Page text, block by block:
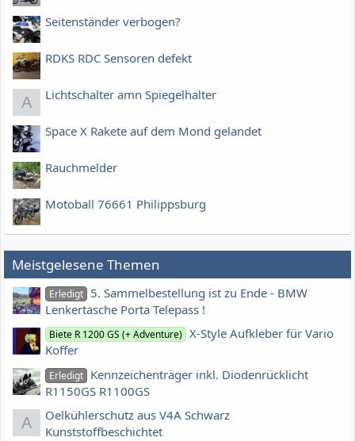
Seitenständer verbogen?
RDKS RDC Sensoren defekt
A Lichtschalter amn Spiegelhalter
Space X Rakete auf dem Mond gelandet
Rauchmelder
Motoball 76661 Philippsburg
Meistgelesene Themen
Erledigt 5. Sammelbestellung ist zu Ende - BMW
Lenkertasche Porta Telepass !
Biete R 1200 GS (+ Adventure) X-Style Aufkleber für Vario
Koffer
Erledigt Kennzeichenträger inkl. Diodenrücklicht
R1150GS R1100GS
A
Oelkühlerschutz aus V4A Schwarz
Kunststoffbeschichtet